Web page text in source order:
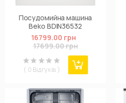
Посудомийна машина
Beko BDIN36532
16799.00 грн
17699.00 грн
( 0 Відгуків )